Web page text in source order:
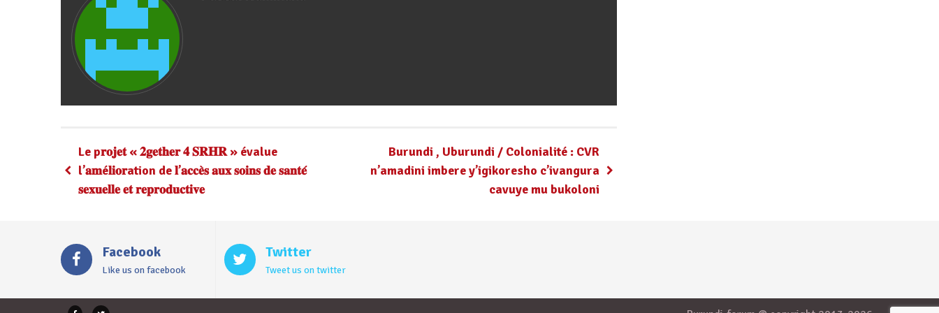
Le p𝐫𝐨𝐣𝐞𝐭 « 𝟐𝐠𝐞𝐭𝐡𝐞𝐫 𝟒 𝐒𝐑𝐇𝐑 » évalue
l’𝐚𝐦é𝐥𝐢𝐨𝐫ation de 𝐥’𝐚𝐜𝐜𝐞̀𝐬 𝐚𝐮𝐱 𝐬𝐨𝐢𝐧𝐬 𝐝𝐞 𝐬𝐚𝐧𝐭𝐞́
𝐬𝐞𝐱𝐮𝐞𝐥𝐥𝐞 𝐞𝐭 𝐫𝐞𝐩𝐫𝐨𝐝𝐮𝐜𝐭𝐢𝐯𝐞
Burundi , Uburundi / Colonialité : CVR
n’amadini imbere y’igikoresho c’ivangura
cavuye mu bukoloni
Facebook
Like us on facebook
Twitter
Tweet us on twitter